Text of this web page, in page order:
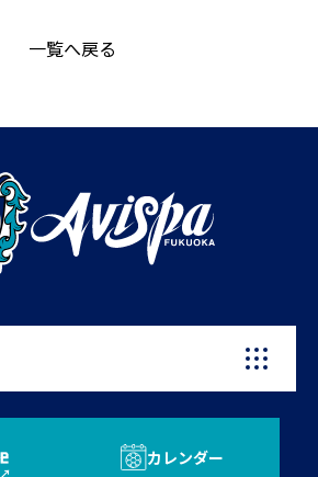
一覧へ戻る
カレンダー